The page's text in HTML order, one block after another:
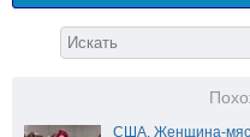
США. Женщина-